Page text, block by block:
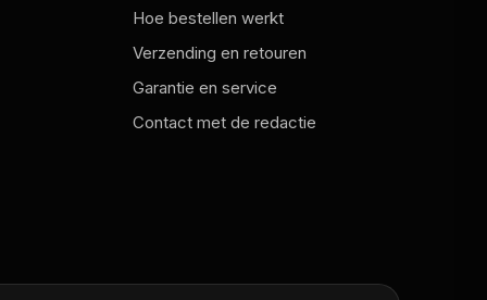
Hoe bestellen werkt
Verzending en retouren
Garantie en service
Contact met de redactie